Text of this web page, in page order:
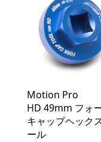
Motion Pro
HD 49mm フォ
キャップヘック
ール